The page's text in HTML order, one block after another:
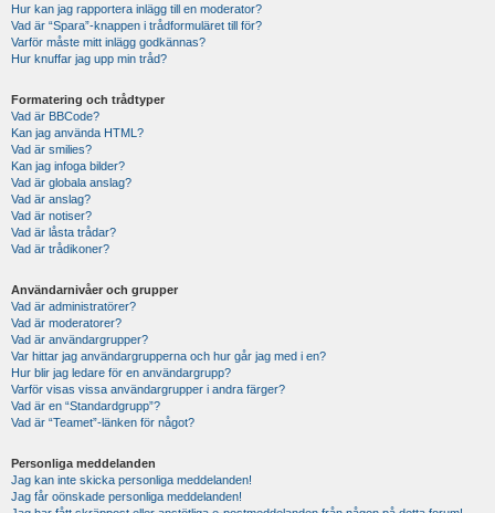
Hur kan jag rapportera inlägg till en moderator?
Vad är “Spara”-knappen i trådformuläret till för?
Varför måste mitt inlägg godkännas?
Hur knuffar jag upp min tråd?
Formatering och trådtyper
Vad är BBCode?
Kan jag använda HTML?
Vad är smilies?
Kan jag infoga bilder?
Vad är globala anslag?
Vad är anslag?
Vad är notiser?
Vad är låsta trådar?
Vad är trådikoner?
Användarnivåer och grupper
Vad är administratörer?
Vad är moderatorer?
Vad är användargrupper?
Var hittar jag användargrupperna och hur går jag med i en?
Hur blir jag ledare för en användargrupp?
Varför visas vissa användargrupper i andra färger?
Vad är en “Standardgrupp”?
Vad är “Teamet”-länken för något?
Personliga meddelanden
Jag kan inte skicka personliga meddelanden!
Jag får oönskade personliga meddelanden!